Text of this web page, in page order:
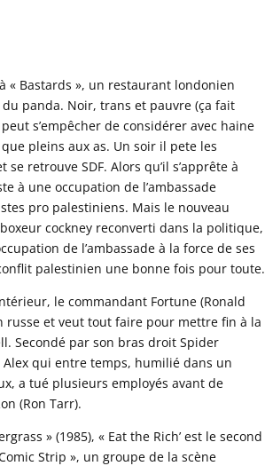
« Bastards », un restaurant londonien
du panda. Noir, trans et pauvre (ça fait
s’empêcher de considérer avec haine
pleins aux as. Un soir il pete les
retrouve SDF. Alors qu’il s’apprête à
à une occupation de l’ambassade
pro palestiniens. Mais le nouveau
cockney reconverti dans la politique,
de l’ambassade à la force de ses
palestinien une bonne fois pour toute.
le commandant Fortune (Ronald
russe et veut tout faire pour mettre fin à la
Secondé par son bras droit Spider
Alex qui entre temps, humilié dans un
a tué plusieurs employés avant de
(Ron Tarr).
» (1985), « Eat the Rich’ est le second
Strip », un groupe de la scène